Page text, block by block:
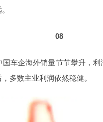
08
车企海外销量节节攀升，
多数主业利润依然稳健。